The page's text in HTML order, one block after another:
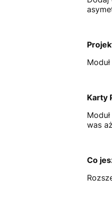
Karty
was
Co